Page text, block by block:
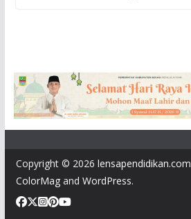
Copyright © 2026 lensapendidikan.com
ColorMagand WordPress.